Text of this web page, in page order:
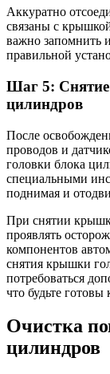
Аккуратно
связаны с
важно запомнить
правильной
Шаг 5:
цилиндров
После
проводов и
головки блока
специальными
поднимая и
При снятии
проявлять
компонентов
снятия крышки
потребоваться
что будьте готовы
Очистка
цилиндров